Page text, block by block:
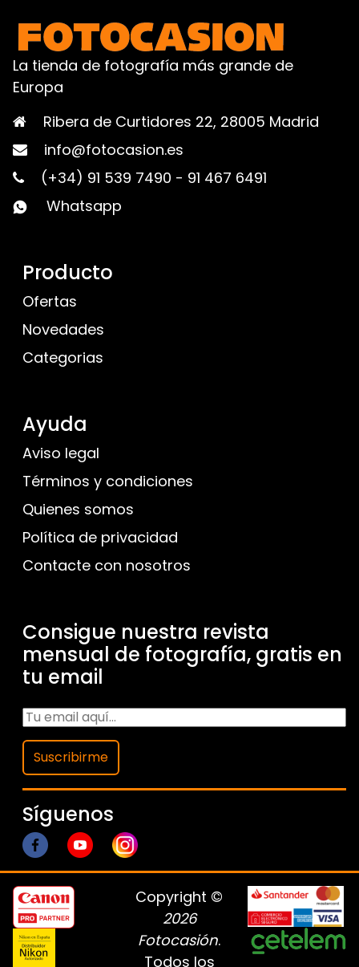
La tienda de fotografía más grande de
Europa
Ribera de Curtidores 22, 28005 Madrid
info@fotocasion.es
(+34) 91 539 7490 - 91 467 6491
Whatsapp
Producto
Ofertas
Novedades
Categorias
Ayuda
Aviso legal
Términos y condiciones
Quienes somos
Política de privacidad
Contacte con nosotros
Consigue nuestra revista
mensual de fotografía, gratis en
tu email
Suscribirme
Síguenos
Copyright ©
2026
Fotocasión.
Todos los